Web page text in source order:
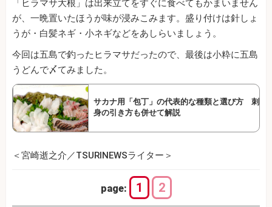
「ヒラマサ大根」は出来立てをすぐに食べてもかまいません
が、一晩置いたほうが味が浸みこみます。盛り付けは針しょ
うが・白髪ネギ・小ネギなどをあしらいましょう。
今回は五島で釣ったヒラマサだったので、最後は小粋に五島
うどんで〆てみました。
サカナ用「包丁」の代表的な種類と選び方 刺
身の引き方も併せて解説
＜宮崎逝之介／TSURINEWSライター＞
page: 1 2